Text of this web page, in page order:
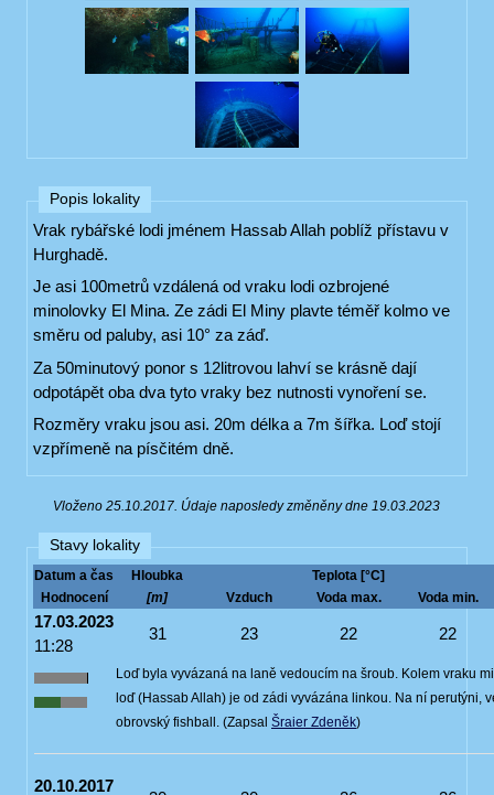
Popis lokality
Vrak rybářské lodi jménem Hassab Allah poblíž přístavu v
Hurghadě.
Je asi 100metrů vzdálená od vraku lodi ozbrojené
minolovky El Mina. Ze zádi El Miny plavte téměř kolmo ve
směru od paluby, asi 10° za záď.
Za 50minutový ponor s 12litrovou lahví se krásně dají
odpotápět oba dva tyto vraky bez nutnosti vynoření se.
Rozměry vraku jsou asi. 20m délka a 7m šířka. Loď stojí
vzpřímeně na písčitém dně.
Vloženo 25.10.2017. Údaje naposledy změněny dne 19.03.2023
Stavy lokality
Datum a čas Hloubka
Teplota [°C]
Hodnocení
[m] Vzduch Voda max. Voda min.
17.03.2023
11:28
31 23 22 22
Loď byla vyvázaná na laně vedoucím na šroub. Kolem vraku
loď (Hassab Allah) je od zádi vyvázána linkou. Na ní perutýni,
obrovský fishball. (Zapsal Šraier Zdeněk)
20.10.2017